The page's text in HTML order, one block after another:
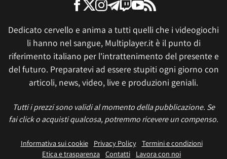
Dedicato cervello e anima a tutti quelli che i videogiochi
li hanno nel sangue, Multiplayer.it è il punto di
riferimento italiano per l'intrattenimento del presente e
del futuro. Preparatevi ad essere stupiti ogni giorno con
articoli, news, video, live e produzioni geniali.
Tutti i prezzi sono validi al momento della pubblicazione. Se
fai click o acquisti qualcosa, potremmo ricevere un compenso.
Informativa sui cookie Privacy Policy
Termini e condizioni
Etica e trasparenza Contatti Lavora con noi